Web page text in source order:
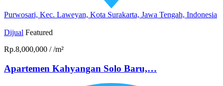
Purwosari, Kec. Laweyan, Kota Surakarta, Jawa Tengah, Indonesia
Dijual Featured
Rp.8,000,000 / /m²
Apartemen Kahyangan Solo Baru,…